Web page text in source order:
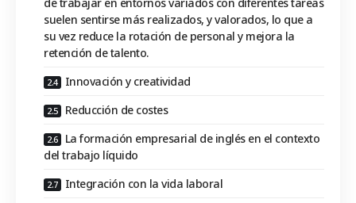
suelen sentirse más realizados, y valorados, lo que a
su vez reduce la rotación de personal y mejora la
retención de talento.
Innovación y creatividad
Reducción de costes
La formación empresarial de inglés en el contexto
del trabajo líquido
Integración con la vida laboral